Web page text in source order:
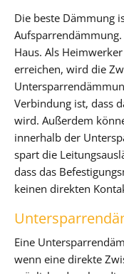
Die beste Dämmung
Haus. Als
erreichen, wird die
Verbindung ist, dass
wird. Außerdem
innerhalb der
spart die
dass das
keinen direkten
Eine
wenn eine direkte